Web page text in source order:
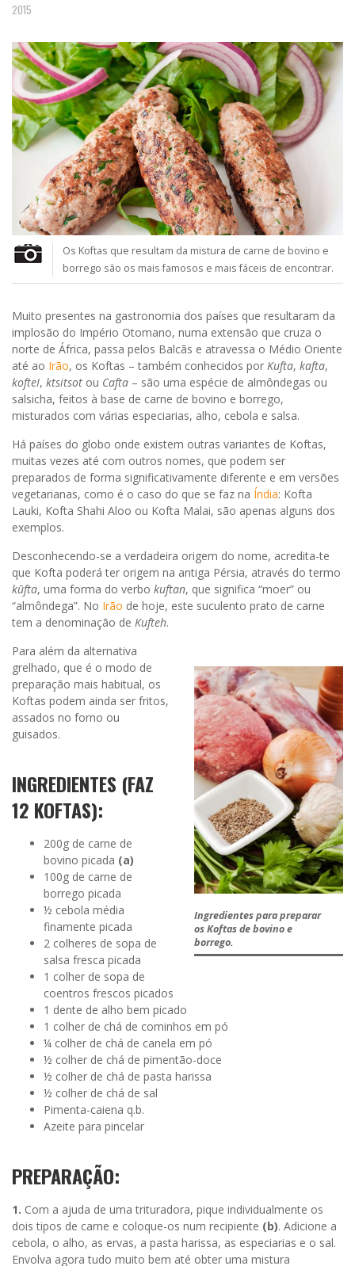
2015
Os Koftas que resultam da mistura de carne de bovino e
borrego são os mais famosos e mais fáceis de encontrar.
Muito presentes na gastronomia dos países que resultaram da
implosão do Império Otomano, numa extensão que cruza o
norte de África, passa pelos Balcãs e atravessa o Médio Oriente
até ao Irão, os Koftas – também conhecidos por Kufta, kafta,
kofteI, ktsitsot ou Cafta – são uma espécie de almôndegas ou
salsicha, feitos à base de carne de bovino e borrego,
misturados com várias especiarias, alho, cebola e salsa.
Há países do globo onde existem outras variantes de Koftas,
muitas vezes até com outros nomes, que podem ser
preparados de forma significativamente diferente e em versões
vegetarianas, como é o caso do que se faz na Índia: Kofta
Lauki, Kofta Shahi Aloo ou Kofta Malai, são apenas alguns dos
exemplos.
Desconhecendo-se a verdadeira origem do nome, acredita-te
que Kofta poderá ter origem na antiga Pérsia, através do termo
kūfta, uma forma do verbo kuftan, que significa “moer” ou
“almôndega”. No Irão de hoje, este suculento prato de carne
tem a denominação de Kufteh.
Ingredientes para preparar
os Koftas de bovino e
borrego.
Para além da alternativa
grelhado, que é o modo de
preparação mais habitual, os
Koftas podem ainda ser fritos,
assados no forno ou
guisados.
INGREDIENTES (FAZ
12 KOFTAS):
200g de carne de
bovino picada (a)
100g de carne de
borrego picada
½ cebola média
finamente picada
2 colheres de sopa de
salsa fresca picada
1 colher de sopa de
coentros frescos picados
1 dente de alho bem picado
1 colher de chá de cominhos em pó
¼ colher de chá de canela em pó
½ colher de chá de pimentão-doce
½ colher de chá de pasta harissa
½ colher de chá de sal
Pimenta-caiena q.b.
Azeite para pincelar
PREPARAÇÃO:
1. Com a ajuda de uma trituradora, pique individualmente os
dois tipos de carne e coloque-os num recipiente (b). Adicione a
cebola, o alho, as ervas, a pasta harissa, as especiarias e o sal.
Envolva agora tudo muito bem até obter uma mistura